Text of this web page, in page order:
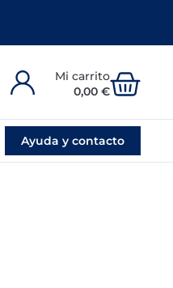
0,00 €
Ayuda y contacto